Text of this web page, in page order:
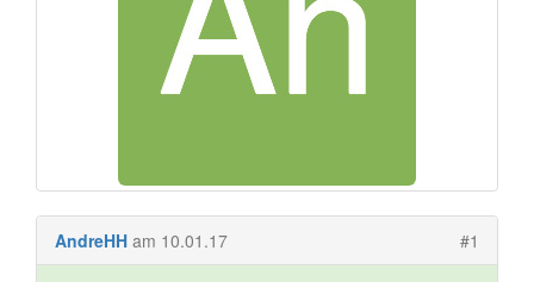
AndreHH am 10.01.17 #1